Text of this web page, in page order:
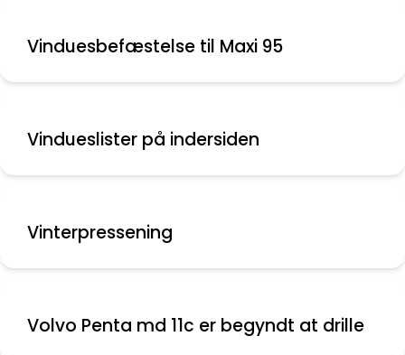
Vinduesbefæstelse til Maxi 95
Vindueslister på indersiden
Vinterpressening
Volvo Penta md 11c er begyndt at drille